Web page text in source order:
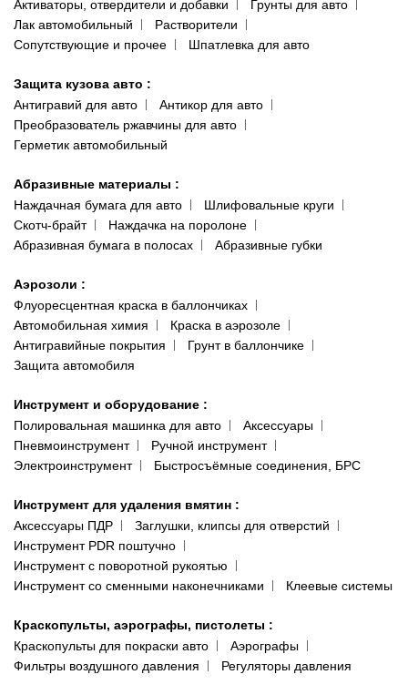
Активаторы, отвердители и добавки
Грунты для авто
Лак автомобильный
Растворители
Сопутствующие и прочее
Шпатлевка для авто
Защита кузова авто :
Антигравий для авто
Антикор для авто
Преобразователь ржавчины для авто
Герметик автомобильный
Абразивные материалы :
Наждачная бумага для авто
Шлифовальные круги
Скотч-брайт
Наждачка на поролоне
Абразивная бумага в полосах
Абразивные губки
Аэрозоли :
Флуоресцентная краска в баллончиках
Автомобильная химия
Краска в аэрозоле
Антигравийные покрытия
Грунт в баллончике
Защита автомобиля
Инструмент и оборудование :
Полировальная машинка для авто
Аксессуары
Пневмоинструмент
Ручной инструмент
Электроинструмент
Быстросъёмные соединения, БРС
Инструмент для удаления вмятин :
Аксессуары ПДР
Заглушки, клипсы для отверстий
Инструмент PDR поштучно
Инструмент с поворотной рукоятью
Инструмент со сменными наконечниками
Клеевые системы
Краскопульты, аэрографы, пистолеты :
Краскопульты для покраски авто
Аэрографы
Фильтры воздушного давления
Регуляторы давления